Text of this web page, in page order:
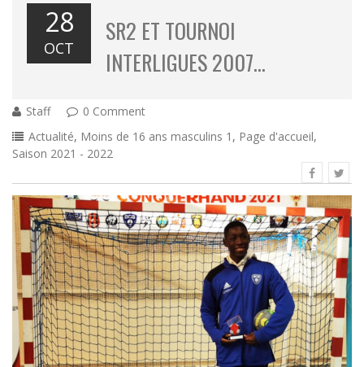
28
OCT
SR2 ET TOURNOI
INTERLIGUES 2007…
Staff
0 Comment
Actualité, Moins de 16 ans masculins 1 , Page d'accueil,
Saison 2021 - 2022